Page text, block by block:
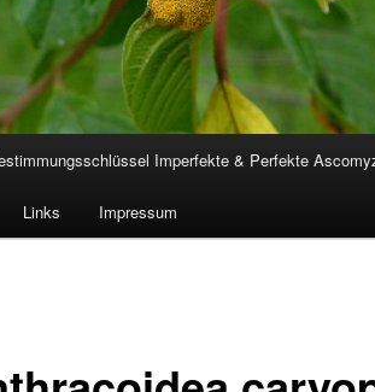
Imperfekte & Perfekte
Links Impressum